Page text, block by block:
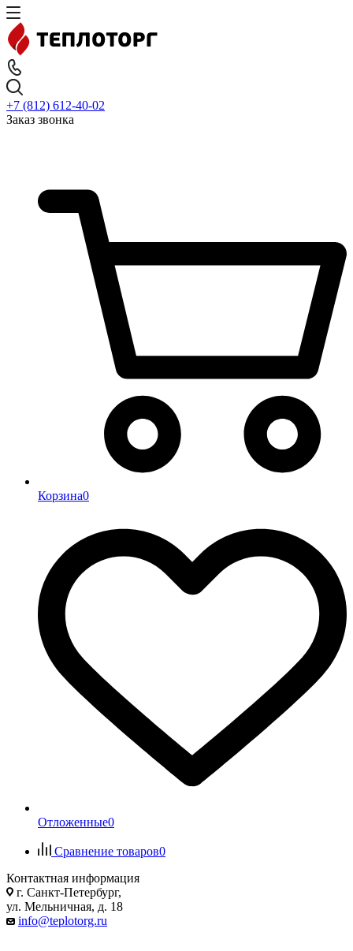
+7 (812) 612-40-02
Заказ звонка
Корзина0
Отложенные0
Сравнение товаров0
Контактная информация
г. Санкт-Петербург,
ул. Мельничная, д. 18
info@teplotorg.ru